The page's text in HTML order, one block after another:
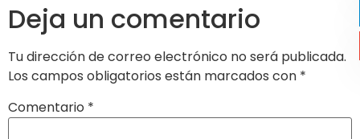
Deja un comentario
Tu dirección de correo electrónico no será publicada.
Los campos obligatorios están marcados con *
Comentario *